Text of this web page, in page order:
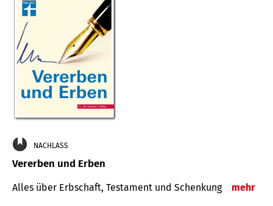
NACHLASS
Vererben und Erben
Alles über Erbschaft, Testament und Schenkung mehr